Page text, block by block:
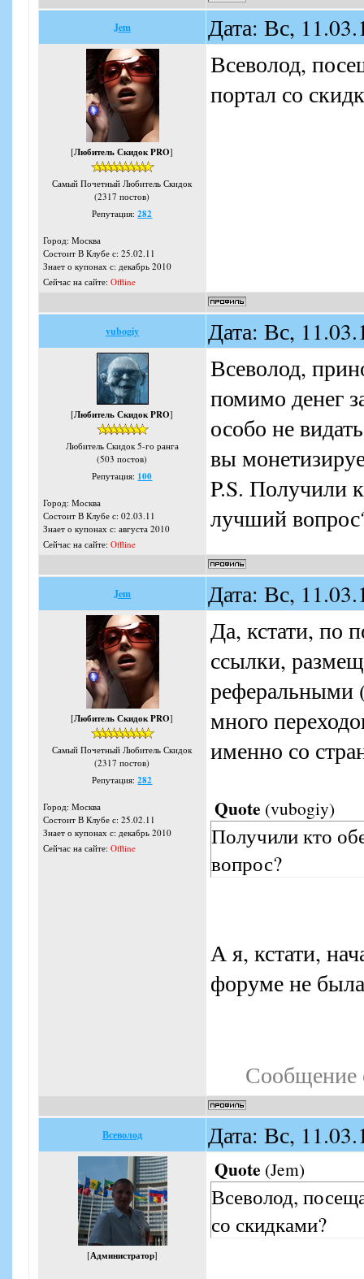
Jem Дата: Вс,
[Любитель Скидок PRO]
Самый Почетный Любитель Скидок
(2317 постов)
Репутация:282
Город: Москва
Состоит В Клубе с: 25.02.11
Знает о купонах с: декабрь 2010
Сейчас на сайте: Offline
Всеволод,
портал со
vubogiy Дата: Вс,
[Любитель Скидок PRO]
Любитель Скидок 5-го ранга
(503 постов)
Репутация: 100
Город: Москва
Состоит В Клубе с: 02.03.11
Знает о купонах с: августа 2010
Сейчас на сайте: Offline
Всеволод,
помимо денег
особо не
вы
P.S. Получили
лучший
Jem Дата: Вс,
[Любитель Скидок PRO]
Самый Почетный Любитель Скидок
(2317 постов)
Репутация:282
Город: Москва
Состоит В Клубе с: 25.02.11
Знает о купонах с: декабрь 2010
Сейчас на сайте: Offline
Да, кстати, по
ссылки,
реферальными
много
именно со
Quote (vubogiy)
Получили кто
вопрос?
А я, кстати,
форуме не
Сообщение
Всеволод Дата: Вс,
[Администратор]
Quote (Jem)
Всеволод,
со скидками?